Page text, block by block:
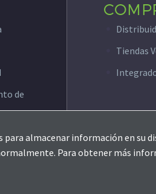
de
Tiendas
Colombia
almacenar información en su
Para obtener más